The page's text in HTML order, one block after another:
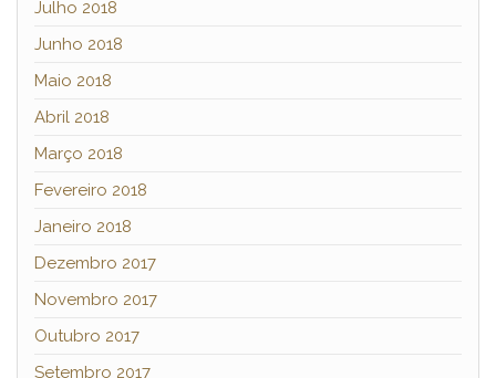
Julho 2018
Junho 2018
Maio 2018
Abril 2018
Março 2018
Fevereiro 2018
Janeiro 2018
Dezembro 2017
Novembro 2017
Outubro 2017
Setembro 2017